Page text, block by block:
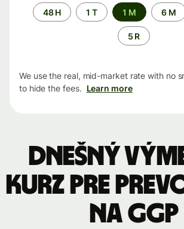
Time
period
48 H 1 T 1 M 6 M
5 R
We use the real, mid-market rate with no
to hide the fees. Learn more
Dnešný
kurz pre
na GGP